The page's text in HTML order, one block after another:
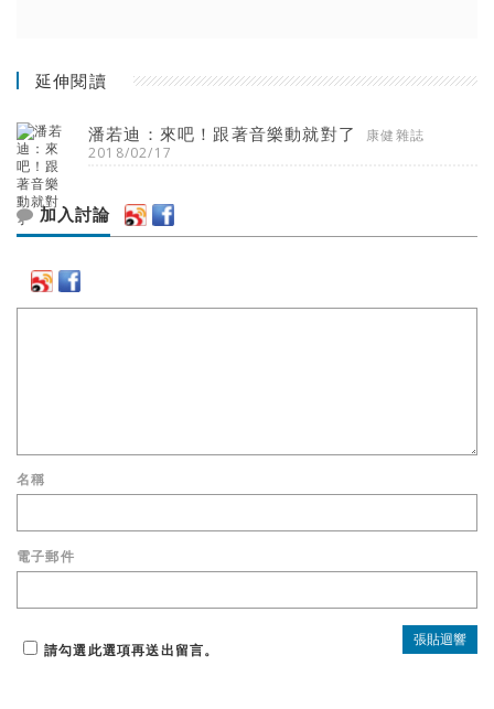
延伸閱讀
潘若迪：來吧！跟著音樂動就對了
康健雜誌
2018/02/17
加入討論
名稱
電子郵件
請勾選此選項再送出留言。